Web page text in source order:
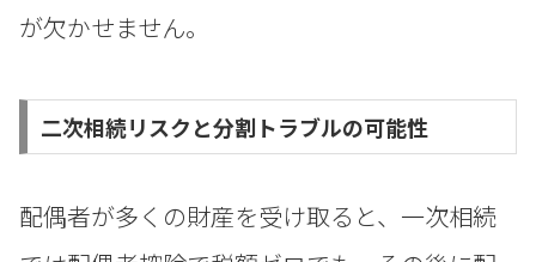
が欠かせません。
二次相続リスクと分割トラブルの可能性
配偶者が多くの財産を受け取ると、一次相続